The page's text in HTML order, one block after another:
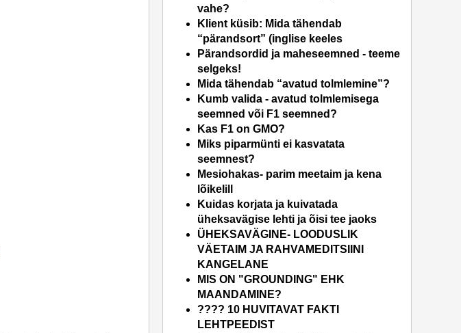
vahe?
Klient küsib: Mida tähendab
“pärandsort” (inglise keeles
Pärandsordid ja maheseemned - teeme
selgeks!
Mida tähendab “avatud tolmlemine”?
Kumb valida - avatud tolmlemisega
seemned või F1 seemned?
Kas F1 on GMO?
Miks piparmünti ei kasvatata
seemnest?
Mesiohakas- parim meetaim ja kena
lõikelill
Kuidas korjata ja kuivatada
üheksavägise lehti ja õisi tee jaoks
ÜHEKSAVÄGINE- LOODUSLIK
VÄETAIM JA RAHVAMEDITSIINI
KANGELANE
MIS ON "GROUNDING" EHK
MAANDAMINE?
???? 10 HUVITAVAT FAKTI
LEHTPEEDIST